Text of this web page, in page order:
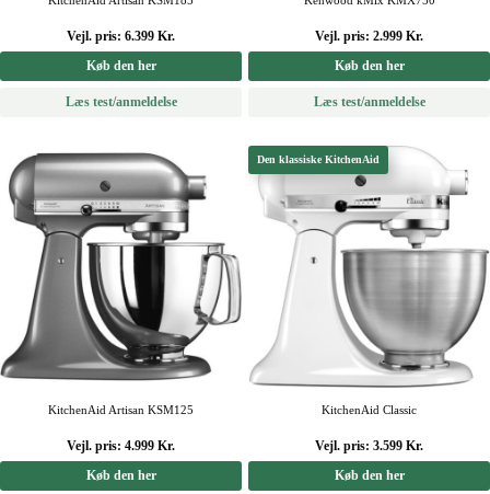
Vejl. pris: 6.399 Kr.
Køb den her
Læs test/anmeldelse
Vejl. pris: 2.999 Kr.
Køb den her
Læs test/anmeldelse
KitchenAid Artisan KSM125
Vejl. pris: 4.999 Kr.
Køb den her
Den klassiske KitchenAid
KitchenAid Classic
Vejl. pris: 3.599 Kr.
Køb den her